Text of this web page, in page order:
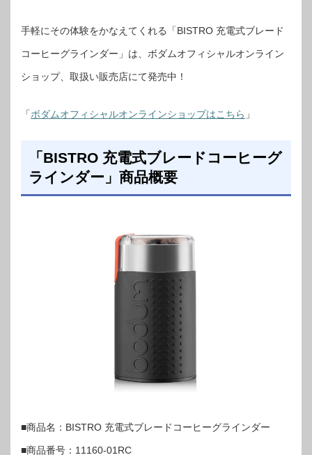
手軽にその体験をかなえてくれる「BISTRO 充電式ブレード
コーヒーグラインダー」は、ボダムオフィシャルオンライン
ショップ、取扱い販売店にて発売中！
「ボダムオフィシャルオンラインショップはこちら 」
「BISTRO 充電式ブレードコーヒーグ
ラインダー」商品概要
■商品名：BISTRO 充電式ブレードコーヒーグラインダー
■商品番号：11160-01RC